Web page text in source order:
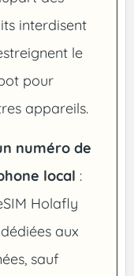
interdisent
le
pour
appareils.
numéro de
local :
Holafly
aux
sauf